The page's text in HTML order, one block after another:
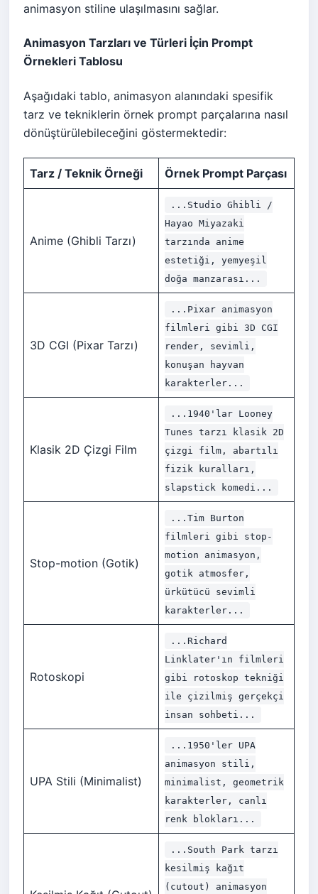
animasyon stiline ulaşılmasını sağlar.
Animasyon Tarzları ve Türleri İçin Prompt
Örnekleri Tablosu
Aşağıdaki tablo, animasyon alanındaki spesifik
tarz ve tekniklerin örnek prompt parçalarına nasıl
dönüştürülebileceğini göstermektedir:
Tarz / Teknik Örneği Örnek Prompt Parçası
Anime (Ghibli Tarzı)
...Studio Ghibli /
Hayao Miyazaki
tarzında anime
estetiği, yemyeşil
doğa manzarası...
3D CGI (Pixar Tarzı)
...Pixar animasyon
filmleri gibi 3D CGI
render, sevimli,
konuşan hayvan
karakterler...
Klasik 2D Çizgi Film
...1940'lar Looney
Tunes tarzı klasik 2D
çizgi film, abartılı
fizik kuralları,
slapstick komedi...
Stop-motion (Gotik)
...Tim Burton
filmleri gibi stop-
motion animasyon,
gotik atmosfer,
ürkütücü sevimli
karakterler...
Rotoskopi
...Richard
Linklater'ın filmleri
gibi rotoskop tekniği
ile çizilmiş gerçekçi
insan sohbeti...
UPA Stili (Minimalist)
...1950'ler UPA
animasyon stili,
minimalist, geometrik
karakterler, canlı
renk blokları...
...South Park tarzı
kesilmiş kağıt
(cutout) animasyon